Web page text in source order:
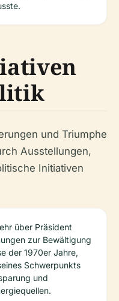
und Triumphe
Ausstellungen,
Initiativen
über Präsident
zur Bewältigung
der 1970er Jahre,
Schwerpunkts
und